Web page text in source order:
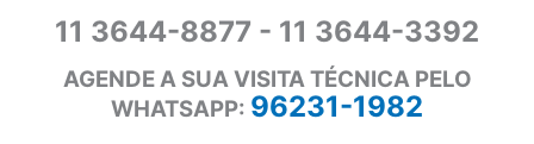
11 3644-8877 - 11 3644-3392
AGENDE A SUA VISITA TÉCNICA PELO
WHATSAPP: 96231-1982